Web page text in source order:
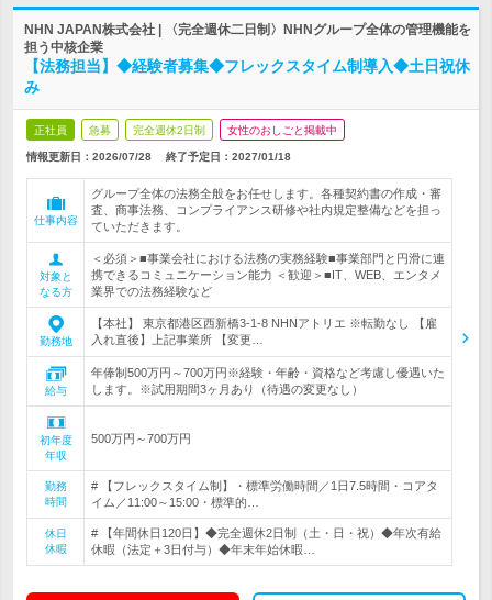
NHN JAPAN株式会社 | 〈完全週休二日制〉NHNグループ全体の管理機能を
担う中核企業
【法務担当】◆経験者募集◆フレックスタイム制導入◆土日祝休
み
正社員 急募 完全週休2日制 女性のおしごと掲載中
情報更新日：2026/07/28 終了予定日： 2027/01/18
仕事内容
グループ全体の法務全般をお任せします。各種契約書の作成・審
査、商事法務、コンプライアンス研修や社内規定整備などを担っ
ていただきます。
対象と
なる方
＜必須＞■事業会社における法務の実務経験■事業部門と円滑に連
携できるコミュニケーション能力 ＜歓迎＞■IT、WEB、エンタメ
業界での法務経験など
勤務地
【本社】 東京都港区西新橋3-1-8 NHNアトリエ ※転勤なし 【雇
入れ直後】上記事業所 【変更…
給与
年俸制500万円～700万円※経験・年齢・資格など考慮し優遇いた
します。※試用期間3ヶ月あり（待遇の変更なし）
初年度
年収
500万円～700万円
勤務
時間
# 【フレックスタイム制】・標準労働時間／1日7.5時間・コアタ
イム／11:00～15:00・標準的…
休日
休暇
# 【年間休日120日】◆完全週休2日制（土・日・祝）◆年次有給
休暇（法定＋3日付与）◆年末年始休暇…